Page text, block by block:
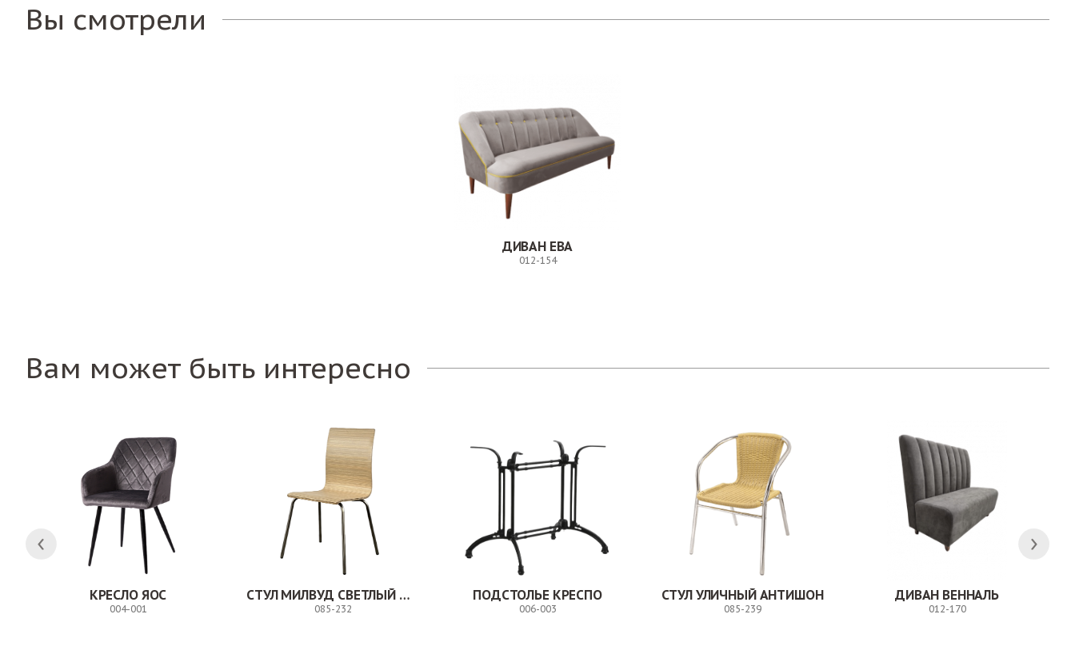
Вы смотрели
ДИВАН ЕВА
012-154
Вам может быть интересно
КРЕСЛО ЯОС
004-001
СТУЛ МИЛВУД СВЕТЛЫЙ ШЕЛК
085-232
ПОДСТОЛЬЕ КРЕСПО
006-003
СТУЛ УЛИЧНЫЙ АНТИШОН
085-239
ДИВАН ВЕННАЛЬ
012-170